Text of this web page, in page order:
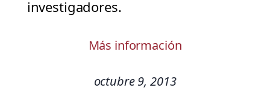
investigadores.
Más información
octubre 9, 2013